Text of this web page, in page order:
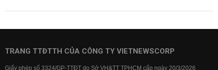
TRANG TTĐTTH CỦA CÔNG TY VIETNEWSCORP
Giấy phép số 3324/GP-TTĐT do Sở VH&TT TPHCM cấp ngày 20/3/2026